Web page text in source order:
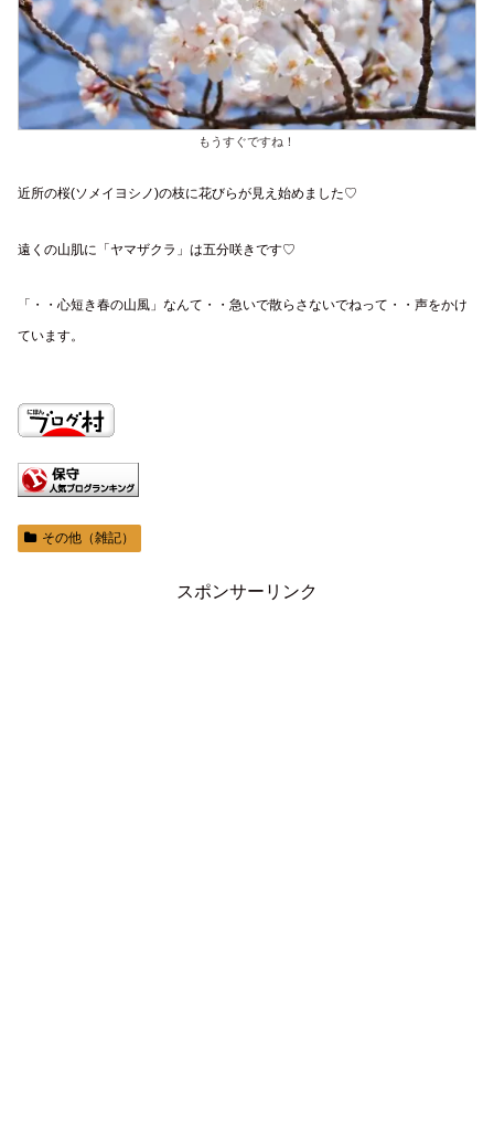
もうすぐですね！
近所の桜(ソメイヨシノ)の枝に花びらが見え始めました♡
遠くの山肌に「ヤマザクラ」は五分咲きです♡
「・・心短き春の山風」なんて・・急いで散らさないでねって・・声をかけ
ています。
その他（雑記）
スポンサーリンク